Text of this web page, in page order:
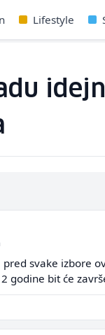
Lifestyle
svake izbore
godine bit će